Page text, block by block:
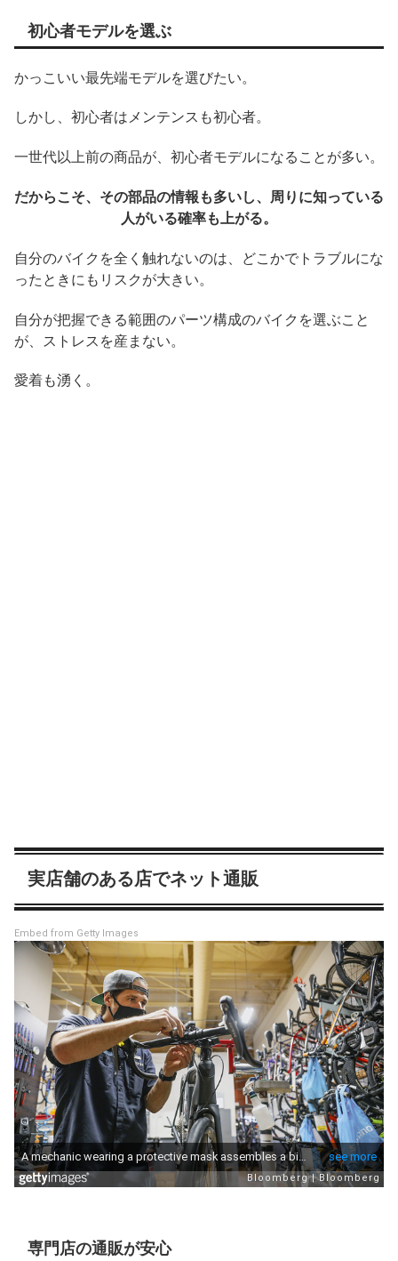
初心者モデルを選ぶ
かっこいい最先端モデルを選びたい。
しかし、初心者はメンテンスも初心者。
一世代以上前の商品が、初心者モデルになることが多い。
だからこそ、その部品の情報も多いし、周りに知っている
人がいる確率も上がる。
自分のバイクを全く触れないのは、どこかでトラブルにな
ったときにもリスクが大きい。
自分が把握できる範囲のパーツ構成のバイクを選ぶこと
が、ストレスを産まない。
愛着も湧く。
実店舗のある店でネット通販
Embed from Getty Images
専門店の通販が安心